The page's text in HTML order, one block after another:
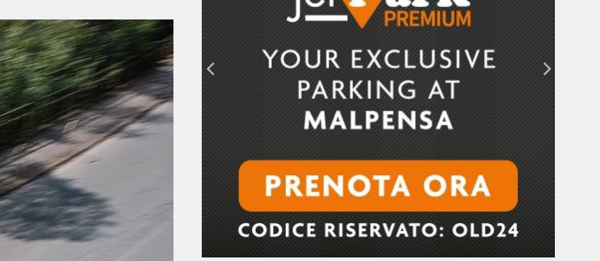
applaude
Milano Portofino 2026: un evento di
richiamo internazionale.
La Milano-Portofino 2026 fa tappa al
Riviera International Film Festival.